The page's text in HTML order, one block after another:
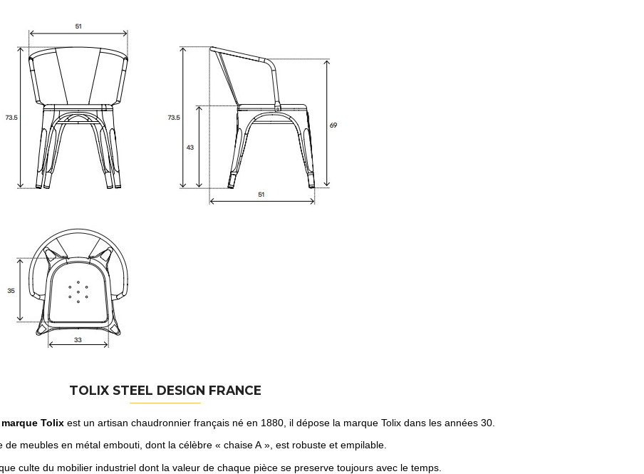
TOLIX STEEL DESIGN FRANCE
Tolixest un artisan chaudronnier français né en 1880, il dépose la marque Tolix dans les années 30.
de meubles en métal embouti, dont la célèbre « chaise A », est robuste et empilable.
culte du mobilier industriel dont la valeur de chaque pièce se preserve toujours avec le temps.